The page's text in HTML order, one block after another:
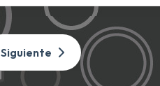
Siguiente